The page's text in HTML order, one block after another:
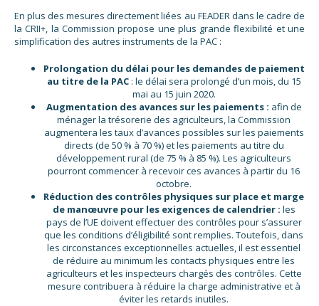
En plus des mesures directement liées au FEADER dans le cadre de
la CRII+, la Commission propose une plus grande flexibilité et une
simplification des autres instruments de la PAC :
Prolongation du délai pour les demandes de paiement
au titre de la PAC: le délai sera prolongé d’un mois, du 15
mai au 15 juin 2020.
Augmentation des avances sur les paiements : afin de
ménager la trésorerie des agriculteurs, la Commission
augmentera les taux d’avances possibles sur les paiements
directs (de 50 % à 70 %) et les paiements au titre du
développement rural (de 75 % à 85 %). Les agriculteurs
pourront commencer à recevoir ces avances à partir du 16
octobre.
Réduction des contrôles physiques sur place et marge
de manœuvre pour les exigences de calendrier : les
pays de l’UE doivent effectuer des contrôles pour s’assurer
que les conditions d’éligibilité sont remplies. Toutefois, dans
les circonstances exceptionnelles actuelles, il est essentiel
de réduire au minimum les contacts physiques entre les
agriculteurs et les inspecteurs chargés des contrôles. Cette
mesure contribuera à réduire la charge administrative et à
éviter les retards inutiles.